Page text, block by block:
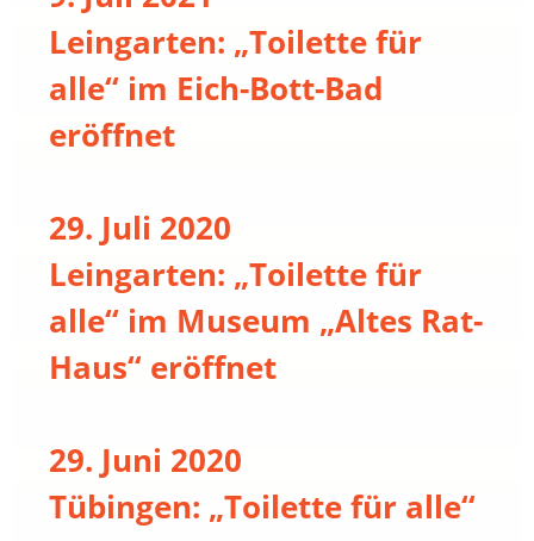
Leingarten: „Toilette für
alle“ im Eich-Bott-Bad
eröffnet
29. Juli 2020
Leingarten: „Toilette für
alle“ im Museum „Altes Rat-
Haus“ eröffnet
29. Juni 2020
Tübingen: „Toilette für alle“